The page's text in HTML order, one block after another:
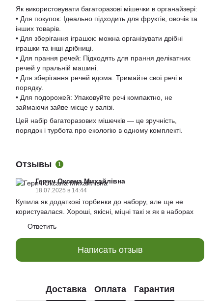
Як використовувати багаторазові мішечки в органайзері:
• Для покупок: Ідеально підходить для фруктів, овочів та
інших товарів.
• Для зберігання іграшок: можна організувати дрібні
іграшки та інші дрібниці.
• Для прання речей: Підходять для прання делікатних
речей у пральній машині.
• Для зберігання речей вдома: Тримайте свої речі в
порядку.
• Для подорожей: Упаковуйте речі компактно, не
займаючи зайве місце у валізі.
Цей набір багаторазових мішечків — це зручність,
порядок і турбота про екологію в одному комплекті.
Отзывы 1
Герич Оксана Михайлівна
18.07.2025 в 14:44
Купила як додаткові торбинки до набору, але ще не
користувалася. Хороші, якісні, міцні такі ж як в наборах
Ответить
Написать отзыв
Доставка Оплата Гарантия